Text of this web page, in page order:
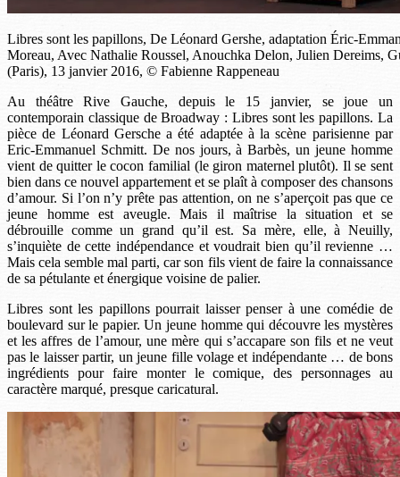
Libres sont les papillons, De Léonard Gershe, adaptation Éric-
Moreau, Avec Nathalie Roussel, Anouchka Delon, Julien Dereims,
(Paris), 13 janvier 2016, © Fabienne Rappeneau
Au théâtre Rive Gauche, depuis le 15 janvier, se joue un
contemporain classique de Broadway : Libres sont les papillons. La
pièce de Léonard Gersche a été adaptée à la scène parisienne par
Eric-Emmanuel Schmitt. De nos jours, à Barbès, un jeune homme
vient de quitter le cocon familial (le giron maternel plutôt). Il se sent
bien dans ce nouvel appartement et se plaît à composer des chansons
d’amour. Si l’on n’y prête pas attention, on ne s’aperçoit pas que ce
jeune homme est aveugle. Mais il maîtrise la situation et se
débrouille comme un grand qu’il est. Sa mère, elle, à Neuilly,
s’inquiète de cette indépendance et voudrait bien qu’il revienne …
Mais cela semble mal parti, car son fils vient de faire la connaissance
de sa pétulante et énergique voisine de palier.
Libres sont les papillons pourrait laisser penser à une comédie de
boulevard sur le papier. Un jeune homme qui découvre les mystères
et les affres de l’amour, une mère qui s’accapare son fils et ne veut
pas le laisser partir, un jeune fille volage et indépendante … de bons
ingrédients pour faire monter le comique, des personnages au
caractère marqué, presque caricatural.